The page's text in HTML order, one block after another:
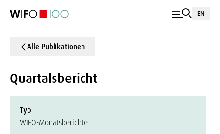
EN
Alle Publikationen
Quartalsbericht
Typ
WIFO-Monatsberichte